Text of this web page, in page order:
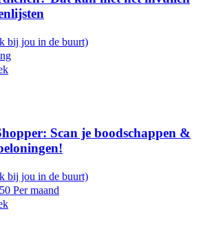
bij jou in de buurt)
Scan je boodschappen &
bij jou in de buurt)
Per maand